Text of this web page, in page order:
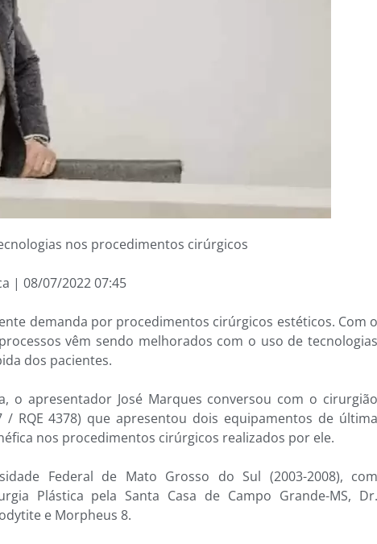
nos procedimentos cirúrgicos
| 08/07/2022 07:45
demanda por procedimentos cirúrgicos estéticos. Com o
vêm sendo melhorados com o uso de tecnologias
dos pacientes.
o apresentador José Marques conversou com o cirurgião
/ RQE 4378) que apresentou dois equipamentos de última
nos procedimentos cirúrgicos realizados por ele.
Federal de Mato Grosso do Sul (2003-2008), com
Plástica pela Santa Casa de Campo Grande-MS, Dr.
e Morpheus 8.